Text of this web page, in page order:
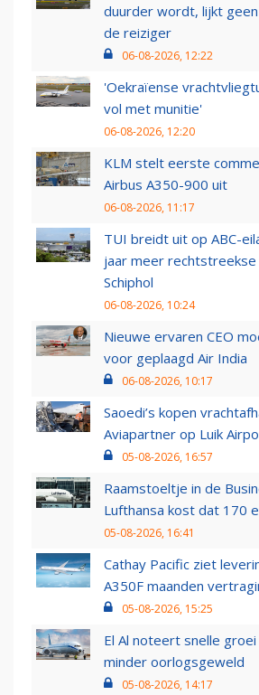
duurder wordt, lijkt
de reiziger
06-08-2026, 12:22
'Oekraïense
vol met munitie'
06-08-2026, 12:20
KLM stelt eerste
Airbus A350-900 uit
06-08-2026, 11:17
TUI breidt uit op ABC-
jaar meer rechtstreekse
Schiphol
06-08-2026, 10:24
Nieuwe ervaren CEO
voor geplaagd Air India
06-08-2026, 10:17
Saoedi’s kopen
Aviapartner op Luik
05-08-2026, 16:57
Raamstoeltje in de
Lufthansa kost dat 170
05-08-2026, 16:41
Cathay Pacific ziet
A350F maanden
05-08-2026, 15:25
El Al noteert snelle
minder oorlogsgeweld
05-08-2026, 14:17